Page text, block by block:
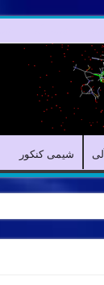
شیمی کنکور